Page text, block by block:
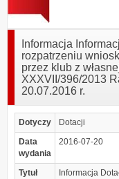
Informacja
rozpatrzeniu
przez klub z
XXXVII/396/2013
20.07.2016 r.
Dotyczy
Dotacji
Data
wydania
2016-07-20
Tytuł
Informacja